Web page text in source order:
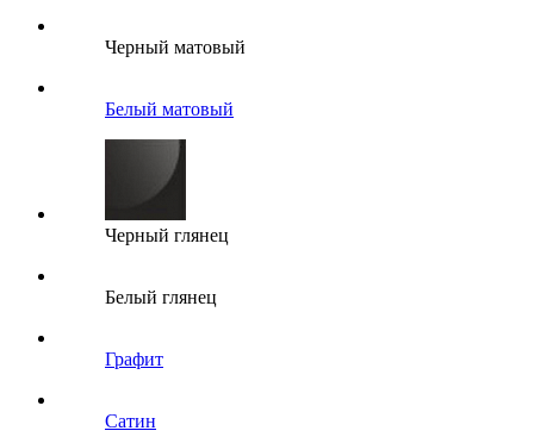
Черный матовый
Белый матовый
Черный глянец
Белый глянец
Графит
Сатин